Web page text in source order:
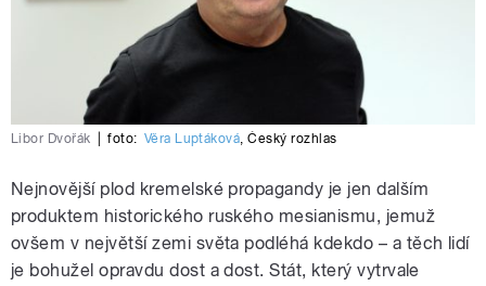
Libor Dvořák foto: Věra Luptáková,Český rozhlas
Nejnovější plod kremelské propagandy je jen dalším
produktem historického ruského mesianismu, jemuž
ovšem v největší zemi světa podléhá kdekdo – a těch lidí
je bohužel opravdu dost a dost. Stát, který vytrvale